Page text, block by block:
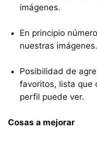
imágenes.
En principio
nuestras imágenes.
Posibilidad de
favoritos, lista que
perfil puede ver.
Cosas a mejorar